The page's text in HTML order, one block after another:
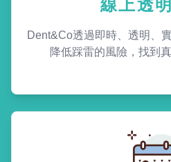
線上透
Dent&Co透過即時、透明、
降低踩雷的風險，找到